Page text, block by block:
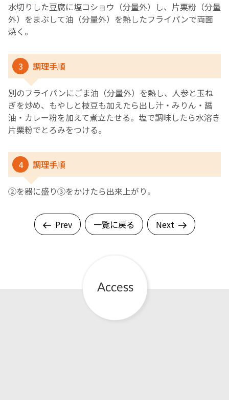
水切りした豆腐に塩コショウ（分量外）し、片栗粉（分量
外）をまぶして油（分量外）を熱したフライパンで両面
焼く。
3 調理手順
別のフライパンにごま油（分量外）を熱し、人参と玉ね
ぎを炒め、もやしと枝豆も加えたら出し汁・みりん・醤
油・カレー粉を加えて煮立たせる。塩で調味したら水溶き
片栗粉でとろみをつける。
4 調理手順
➁を器に盛り③をかけたら出来上がり。
Prev 一覧に戻る Next